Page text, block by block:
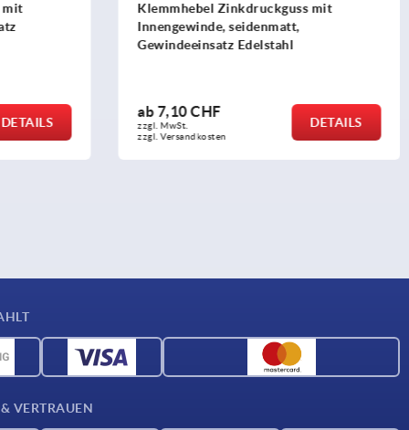
mit
DETAILS
Klemmhebel Zinkdruckguss mit
Innengewinde, seidenmatt,
Gewindeeinsatz Edelstahl
ab7,10 CHF
zzgl. MwSt.
zzgl. Versandkosten
DETAILS
VERTRAUEN